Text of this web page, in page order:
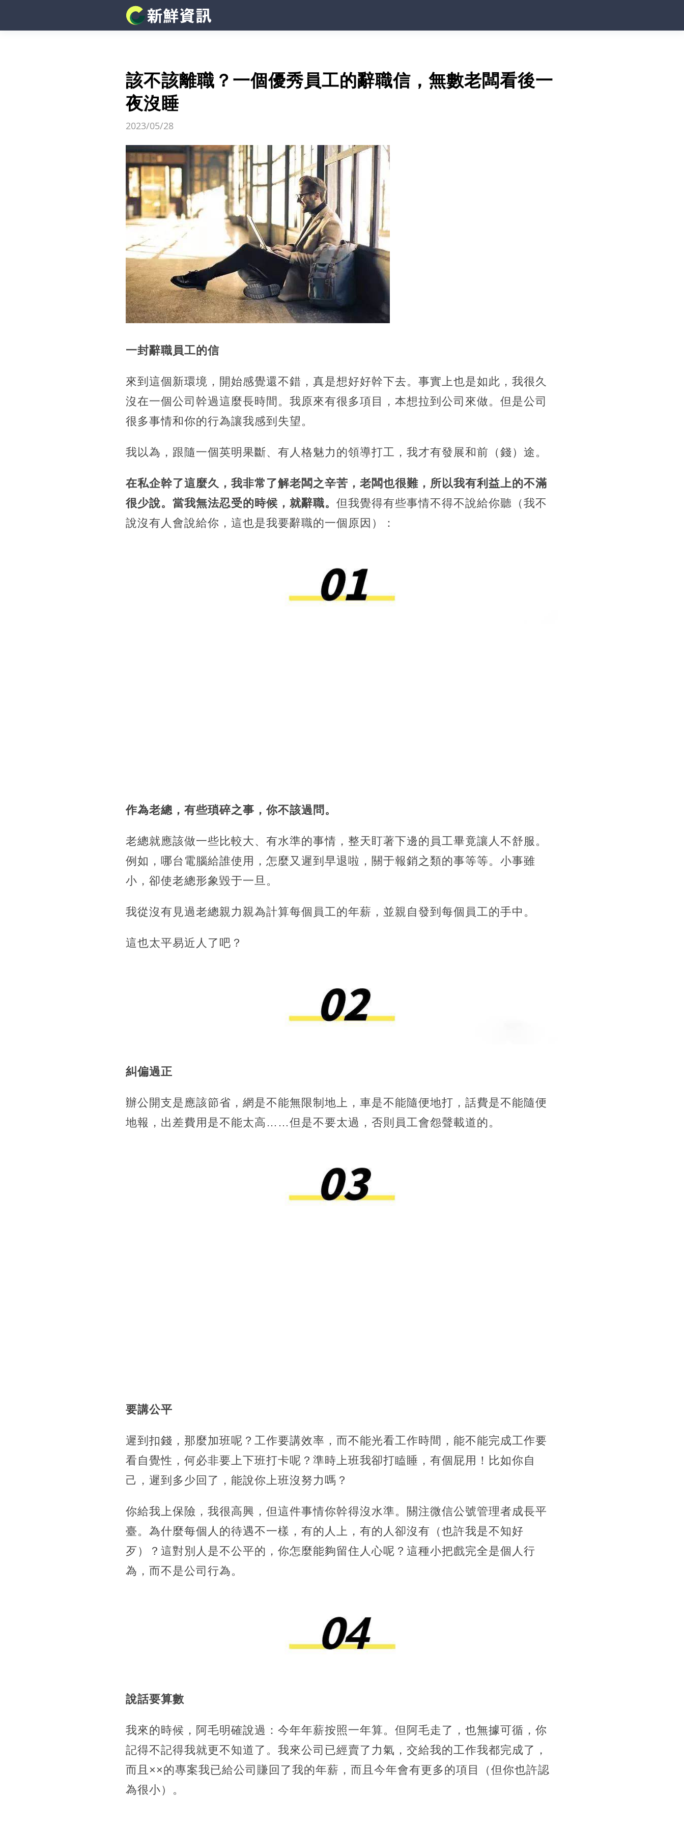
該不該離職？一個優秀員工的辭職信，無數老闆看後一
夜沒睡
2023/05/28
一封辭職員工的信
來到這個新環境，開始感覺還不錯，真是想好好幹下去。事實上也是如此，我很久
沒在一個公司幹過這麼長時間。我原來有很多項目，本想拉到公司來做。但是公司
很多事情和你的行為讓我感到失望。
我以為，跟隨一個英明果斷、有人格魅力的領導打工，我才有發展和前（錢）途。
在私企幹了這麼久，我非常了解老闆之辛苦，老闆也很難，所以我有利益上的不滿
很少說。當我無法忍受的時候，就辭職。 但我覺得有些事情不得不說給你聽（我不
說沒有人會說給你，這也是我要辭職的一個原因）：
作為老總，有些瑣碎之事，你不該過問。
老總就應該做一些比較大、有水準的事情，整天盯著下邊的員工畢竟讓人不舒服。
例如，哪台電腦給誰使用，怎麼又遲到早退啦，關于報銷之類的事等等。小事雖
小，卻使老總形象毀于一旦。
我從沒有見過老總親力親為計算每個員工的年薪，並親自發到每個員工的手中。
這也太平易近人了吧？
糾偏過正
辦公開支是應該節省，網是不能無限制地上，車是不能隨便地打，話費是不能隨便
地報，出差費用是不能太高……但是不要太過，否則員工會怨聲載道的。
要講公平
遲到扣錢，那麼加班呢？工作要講效率，而不能光看工作時間，能不能完成工作要
看自覺性，何必非要上下班打卡呢？準時上班我卻打瞌睡，有個屁用！比如你自
己，遲到多少回了，能說你上班沒努力嗎？
你給我上保險，我很高興，但這件事情你幹得沒水準。關注微信公號管理者成長平
臺。為什麼每個人的待遇不一樣，有的人上，有的人卻沒有（也許我是不知好
歹）？這對別人是不公平的，你怎麼能夠留住人心呢？這種小把戲完全是個人行
為，而不是公司行為。
說話要算數
我來的時候，阿毛明確說過：今年年薪按照一年算。但阿毛走了，也無據可循，你
記得不記得我就更不知道了。我來公司已經賣了力氣，交給我的工作我都完成了，
而且××的專案我已給公司賺回了我的年薪，而且今年會有更多的項目（但你也許認
為很小）。